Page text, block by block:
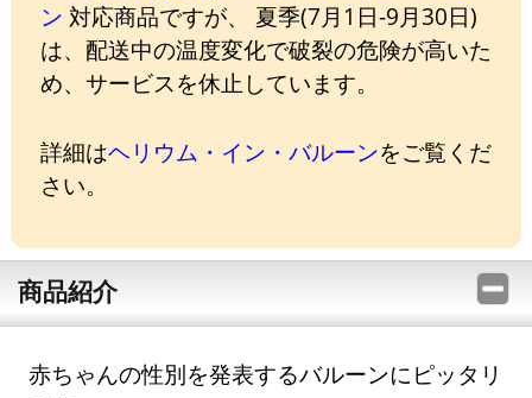
ン 対応商品ですが、 夏季(7月1日-9月30日)
は、配送中の温度変化で破裂の危険が高いた
め、サービスを休止しています。
詳細はヘリウム・イン・バルーンをご覧くだ
さい。
商品紹介
赤ちゃんの性別を発表するバルーンにピッタリ